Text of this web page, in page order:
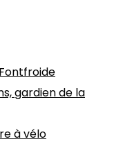
gardien de la
à vélo